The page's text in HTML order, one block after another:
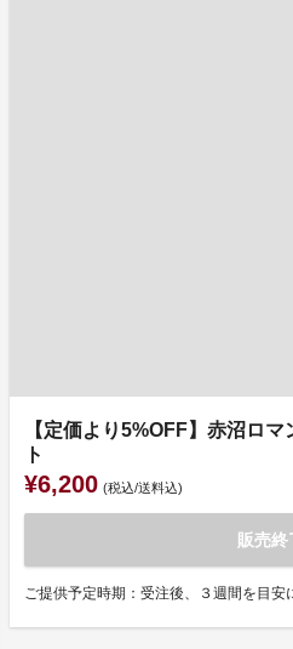
【定価より5%OFF】赤沼ロ
ト
¥6,200 (税込/送料込)
販売終
ご提供予定時期：受注後、３週間を目安